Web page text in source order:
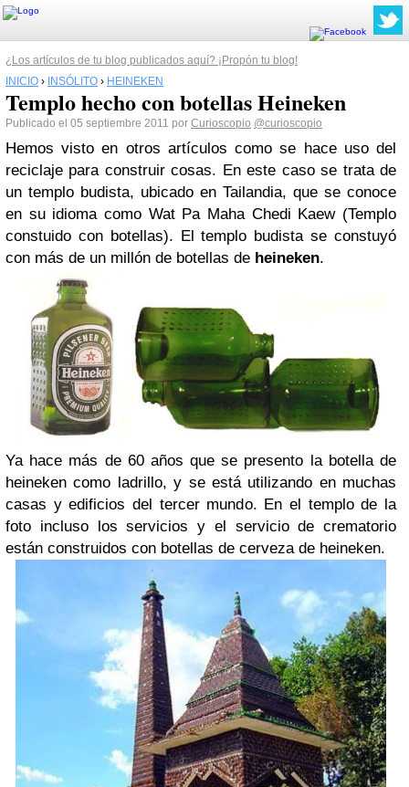
¿Los artículos de tu blog publicados aquí? ¡Propón tu blog!
INICIO › INSÓLITO › HEINEKEN
Templo hecho con botellas Heineken
Publicado el 05 septiembre 2011 por Curioscopio @curioscopio
Hemos visto en otros artículos como se hace uso del
reciclaje para construir cosas. En este caso se trata de
un templo budista, ubicado en Tailandia, que se conoce
en su idioma como Wat Pa Maha Chedi Kaew (Templo
constuido con botellas). El templo budista se constuyó
con más de un millón de botellas de heineken.
Ya hace más de 60 años que se presento la botella de
heineken como ladrillo, y se está utilizando en muchas
casas y edificios del tercer mundo. En el templo de la
foto incluso los servicios y el servicio de crematorio
están construidos con botellas de cerveza de heineken.